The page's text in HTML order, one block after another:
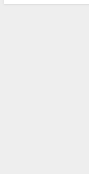
ーラー